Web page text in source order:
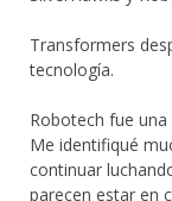
Transformers
tecnología.
Robotech fue
Me identifiqué
continuar
parecen estar en